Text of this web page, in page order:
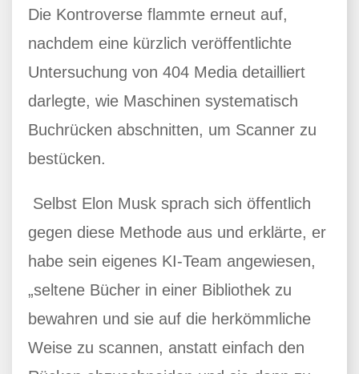
Die Kontroverse flammte erneut auf,
nachdem eine kürzlich veröffentlichte
Untersuchung von 404 Media detailliert
darlegte, wie Maschinen systematisch
Buchrücken abschnitten, um Scanner zu
bestücken.
Selbst Elon Musk sprach sich öffentlich
gegen diese Methode aus und erklärte, er
habe sein eigenes KI-Team angewiesen,
„seltene Bücher in einer Bibliothek zu
bewahren und sie auf die herkömmliche
Weise zu scannen, anstatt einfach den